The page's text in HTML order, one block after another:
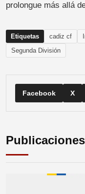
prolongue más allá
Etiquetas cadiz cf
Segunda División
Facebook X